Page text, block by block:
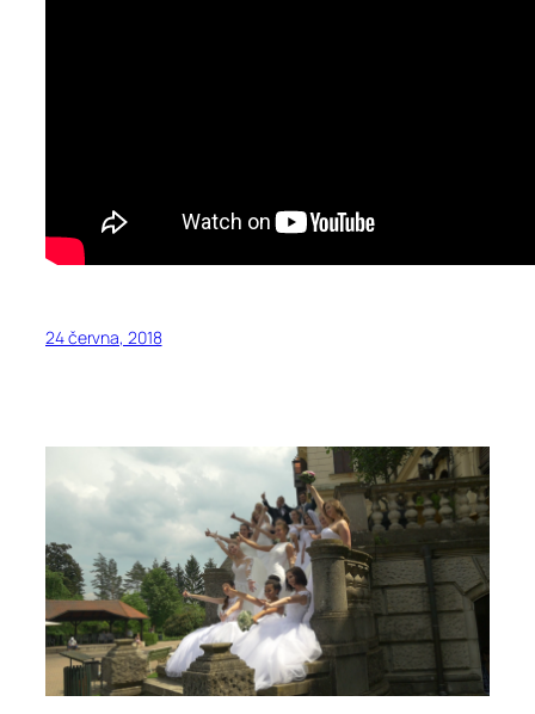
24 června, 2018